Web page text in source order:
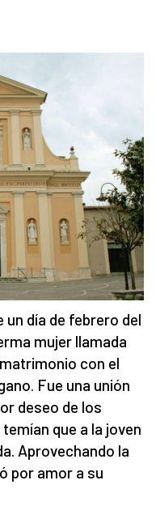
un día de febrero del
mujer llamada
con el
Fue una unión
deseo de los
que a la joven
Aprovechando la
por amor a su